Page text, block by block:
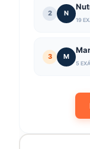
2 N
19
3 M
5